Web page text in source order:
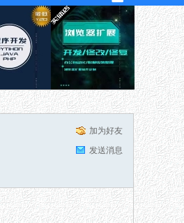
索
加为好友
发送消息